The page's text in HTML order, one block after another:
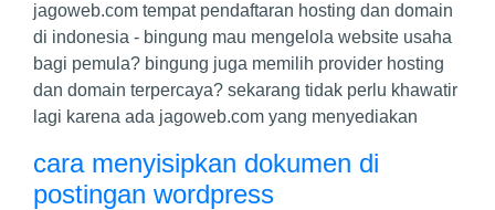
jagoweb.com tempat pendaftaran hosting dan domain
di indonesia - bingung mau mengelola website usaha
bagi pemula? bingung juga memilih provider hosting
dan domain terpercaya? sekarang tidak perlu khawatir
lagi karena ada jagoweb.com yang menyediakan
cara menyisipkan dokumen di
postingan wordpress